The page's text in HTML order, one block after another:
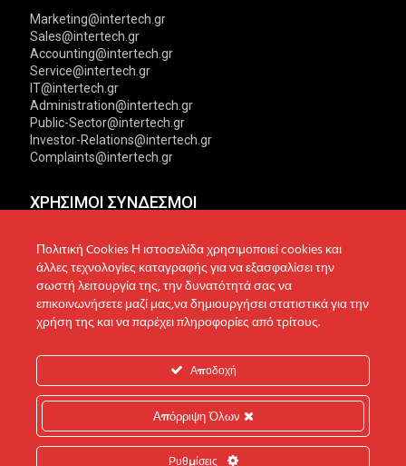
Marketing@intertech.gr
Sales@intertech.gr
Accounting@intertech.gr
Service@intertech.gr
IT@intertech.gr
Administration@intertech.gr
Public-Sector@intertech.gr
Investor-Relations@intertech.gr
Complaints@intertech.gr
ΧΡΗΣΙΜΟΙ ΣΥΝΔΕΣΜΟΙ
Δίκτυο συνεργατών
Τεχνική υποστήριξη
Πολιτική Απορρήτου
Πολιτική Cookies
Πολιτική Προστασίας
Δεδομένων
Επικοινωνία
© 2022 Intertech S.A. All Rights reserved.
Πολιτική Cookies Η ιστοσελίδα χρησιμοποιεί cookies και
άλλες τεχνολογίες καταγραφής για να εξασφαλίσει την
σωστή λειτουργία της, την δυνατότητά σας να
επικοινωνήσετε μαζί μας,να δημιουργήσει στατιστικά για την
χρήση της και να παρέχει πληροφορίες από τρίτους.
Αποδοχή
Απόρριψη Όλων
Ρυθμίσεις